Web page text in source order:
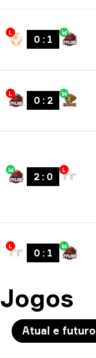
L
0 : 1
W
L
0 : 2
W
W
2: 0
L
L
0 : 1
W
Jogos
Atual e futuro